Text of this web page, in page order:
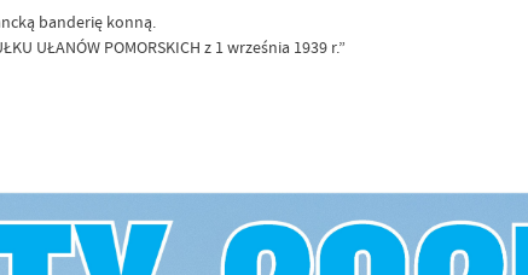
banderię konną.
UŁANÓW POMORSKICH z 1 września 1939 r.”